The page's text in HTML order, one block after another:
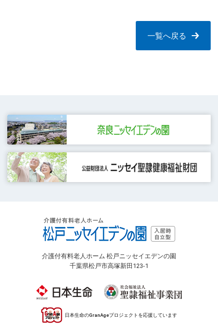
一覧へ戻る
介護付有料老人ホーム 松戸ニッセイエデンの園
千葉県松戸市高塚新田123-1
日本生命のGranAgeプロジェクトを応援しています